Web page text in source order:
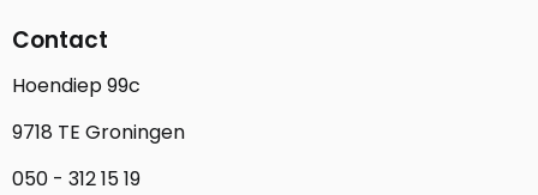
Contact
Hoendiep 99c
9718 TE Groningen
050 - 312 15 19